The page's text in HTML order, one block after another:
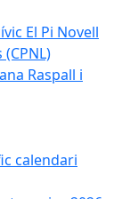
El Pi Novell
Raspall i
calendari